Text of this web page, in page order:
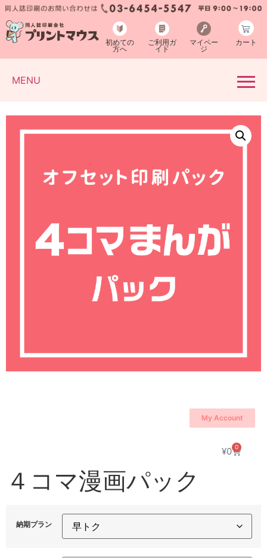
初めての
方へ
ご利用ガ
イド
マイペー
ジ
カート
MENU
My Account
¥0 0
４コマ漫画パック
納期プラン